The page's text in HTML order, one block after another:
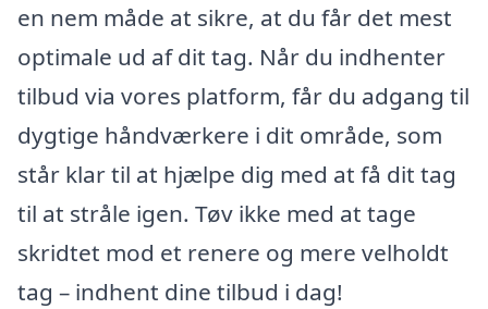
en nem måde at sikre, at du får det mest
optimale ud af dit tag. Når du indhenter
tilbud via vores platform, får du adgang til
dygtige håndværkere i dit område, som
står klar til at hjælpe dig med at få dit tag
til at stråle igen. Tøv ikke med at tage
skridtet mod et renere og mere velholdt
tag – indhent dine tilbud i dag!